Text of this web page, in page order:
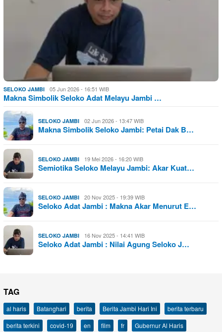
SELOKO JAMBI 05 Jun 2026 - 16:51 WIB
Makna Simbolik Seloko Adat Melayu Jambi …
SELOKO JAMBI 02 Jun 2026 - 13:47 WIB
Makna Simbolik Seloko Jambi: Petai Dak B…
SELOKO JAMBI 19 Mei 2026 - 16:20 WIB
Semiotika Seloko Melayu Jambi: Akar Kuat…
SELOKO JAMBI 20 Nov 2025 - 19:39 WIB
Seloko Adat Jambi : Makna Akar Menurut E…
SELOKO JAMBI 16 Nov 2025 - 14:41 WIB
Seloko Adat Jambi : Nilai Agung Seloko J…
TAG
al haris Batanghari berita Berita Jambi Hari Ini
berita terbaru
berita terkini
covid-19 en film fr
Gubernur Al Haris